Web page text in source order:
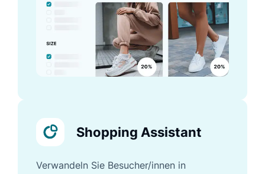
Shopping Assistant
Verwandeln Sie Besucher/innen in